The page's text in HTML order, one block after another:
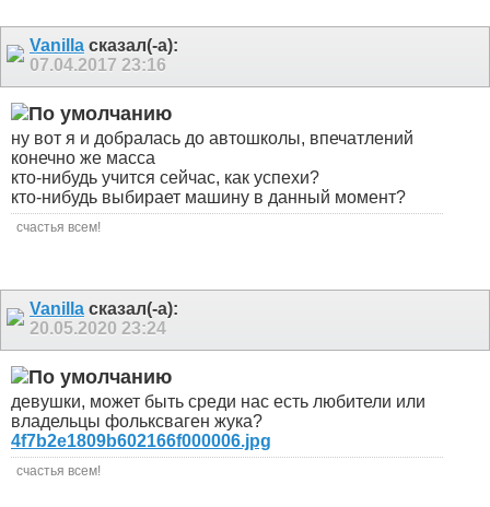
Vanilla сказал(-а):
07.04.2017 23:16
ну вот я и добралась до автошколы, впечатлений
конечно же масса
кто-нибудь учится сейчас, как успехи?
кто-нибудь выбирает машину в данный момент?
счастья всем!
Vanilla сказал(-а):
20.05.2020 23:24
девушки, может быть среди нас есть любители или
владельцы фольксваген жука?
4f7b2e1809b602166f000006.jpg
счастья всем!